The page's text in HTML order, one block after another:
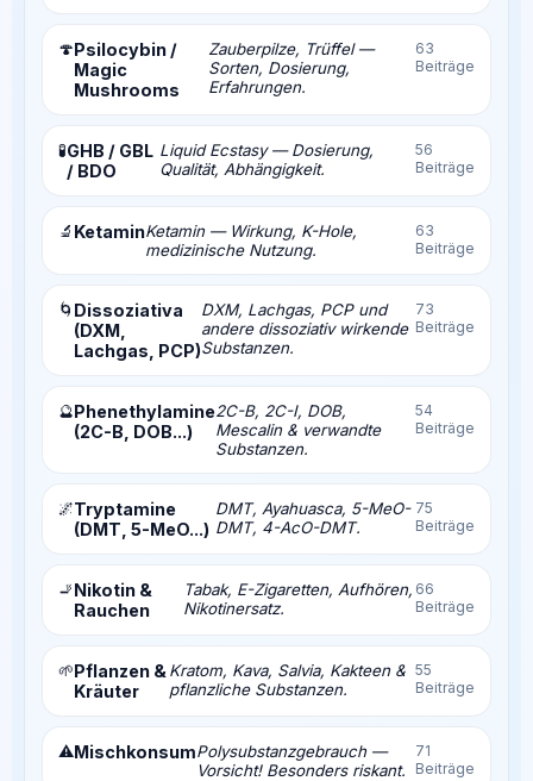
🍄Psilocybin /
Magic
Mushrooms
Zauberpilze, Trüffel —
Sorten, Dosierung,
Erfahrungen.
63
Beiträge
🧪GHB / GBL
/ BDO
Liquid Ecstasy — Dosierung,
Qualität, Abhängigkeit.
56
Beiträge
🔬 KetaminKetamin — Wirkung, K-Hole,
medizinische Nutzung.
63
Beiträge
🌀 Dissoziativa
(DXM,
Lachgas, PCP)
DXM, Lachgas, PCP und
andere dissoziativ wirkende
Substanzen.
73
Beiträge
🔮Phenethylamine
(2C-B, DOB...)
2C-B, 2C-I, DOB,
Mescalin & verwandte
Substanzen.
54
Beiträge
🌌Tryptamine
(DMT, 5-MeO...)
DMT, Ayahuasca, 5-MeO-
DMT, 4-AcO-DMT.
75
Beiträge
🚬Nikotin &
Rauchen
Tabak, E-Zigaretten, Aufhören,
Nikotinersatz.
66
Beiträge
🌱Pflanzen &
Kräuter
Kratom, Kava, Salvia, Kakteen &
pflanzliche Substanzen.
55
Beiträge
⚠️MischkonsumPolysubstanzgebrauch —
Vorsicht! Besonders riskant.
71
Beiträge